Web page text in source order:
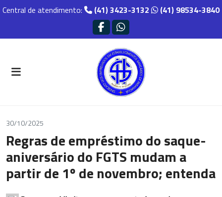
Central de atendimento: (41) 3423-3132 (41) 98534-3840
30/10/2025
Regras de empréstimo do saque-
aniversário do FGTS mudam a
partir de 1º de novembro; entenda